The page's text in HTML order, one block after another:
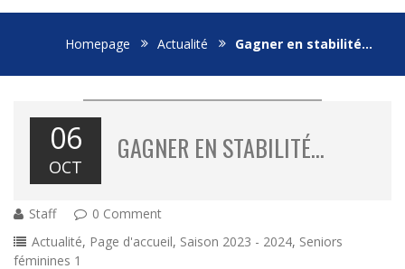
Homepage Actualité Gagner en stabilité…
06
OCT
GAGNER EN STABILITÉ…
Staff
0 Comment
Actualité, Page d'accueil, Saison 2023 - 2024, Seniors
féminines 1